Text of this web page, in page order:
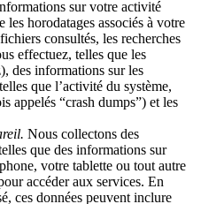
sur votre activité
les horodatages associés à votre
consultés, les recherches
effectuez, telles que les
des informations sur les
que l’activité du système,
appelés “crash dumps”) et les
Nous collectons des
que des informations sur
votre tablette ou tout autre
accéder aux services. En
ces données peuvent inclure